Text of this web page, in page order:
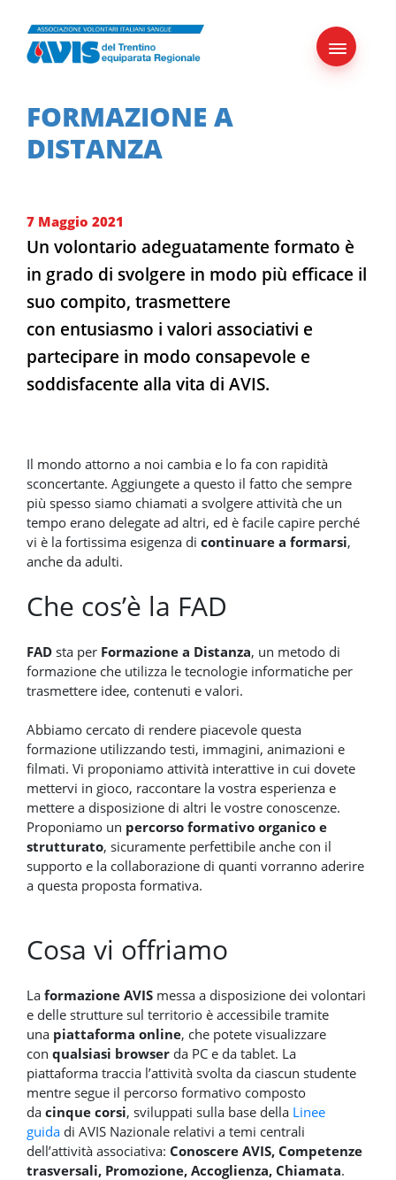
Skip
content
FORMAZIONE A
DISTANZA
7 Maggio 2021
Un volontario adeguatamente formato è
in grado di svolgere in modo più efficace il
suo compito, trasmettere
con entusiasmo i valori associativi e
partecipare in modo consapevole e
soddisfacente alla vita di AVIS.
Il mondo attorno a noi cambia e lo fa con rapidità
sconcertante. Aggiungete a questo il fatto che sempre
più spesso siamo chiamati a svolgere attività che un
tempo erano delegate ad altri, ed è facile capire perché
vi è la fortissima esigenza di continuare a formarsi,
anche da adulti.
Che cos’è la FAD
FAD sta per Formazione a Distanza, un metodo di
formazione che utilizza le tecnologie informatiche per
trasmettere idee, contenuti e valori.
Abbiamo cercato di rendere piacevole questa
formazione utilizzando testi, immagini, animazioni e
filmati. Vi proponiamo attività interattive in cui dovete
mettervi in gioco, raccontare la vostra esperienza e
mettere a disposizione di altri le vostre conoscenze.
Proponiamo un percorso formativo organico e
strutturato, sicuramente perfettibile anche con il
supporto e la collaborazione di quanti vorranno aderire
a questa proposta formativa.
Cosa vi offriamo
La formazione AVIS messa a disposizione dei volontari
e delle strutture sul territorio è accessibile tramite
una piattaforma online, che potete visualizzare
con qualsiasi browser da PC e da tablet. La
piattaforma traccia l’attività svolta da ciascun studente
mentre segue il percorso formativo composto
da cinque corsi, sviluppati sulla base della Linee
guida di AVIS Nazionale relativi a temi centrali
dell’attività associativa: Conoscere AVIS, Competenze
trasversali, Promozione, Accoglienza, Chiamata.